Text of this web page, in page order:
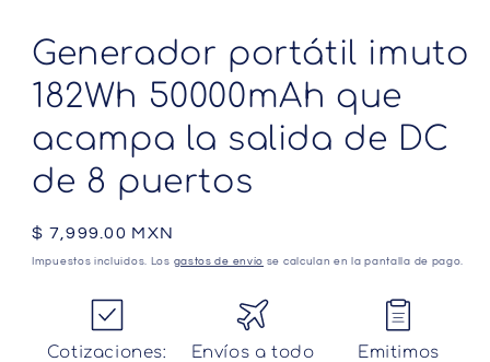
multimedia
1
una
ventana
Generador portátil imuto
182Wh 50000mAh que
acampa la salida de DC
de 8 puertos
Precio
habitual
$ 7,999.00 MXN
Impuestos incluidos. Los gastos de envío se calculan en la pantalla de pago.
Cotizaciones:
Envíos a todo
Emitimos